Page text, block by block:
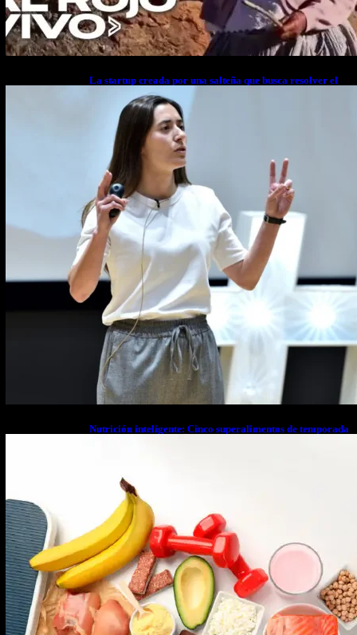
La startup creada por una salteña que busca resolver el
estrés financiero en Latinoamérica
Nutrición inteligente: Cinco superalimentos de temporada